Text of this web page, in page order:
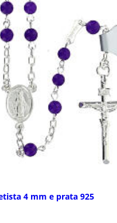
4 mm e prata 925